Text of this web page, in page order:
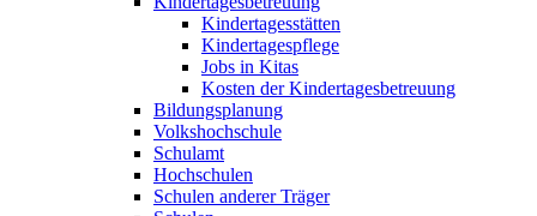
Kindertagesstätten
Kindertagespflege
Jobs in Kitas
Kosten der Kindertagesbetreuung
Bildungsplanung
Volkshochschule
Schulamt
Hochschulen
Schulen anderer Träger